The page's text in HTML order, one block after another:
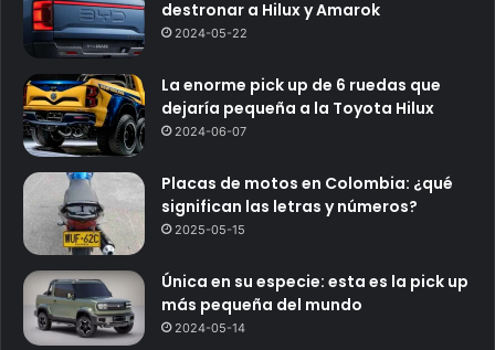
destronar a Hilux y Amarok
2024-05-22
La enorme pick up de 6 ruedas que
dejaría pequeña a la Toyota Hilux
2024-06-07
Placas de motos en Colombia: ¿qué
significan las letras y números?
2025-05-15
Única en su especie: esta es la pick up
más pequeña del mundo
2024-05-14